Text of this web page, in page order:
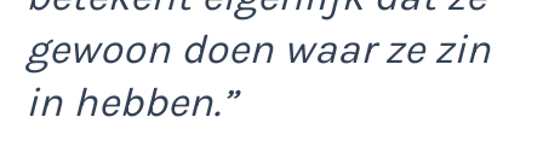
gewoon doen waar ze zin
in hebben.”